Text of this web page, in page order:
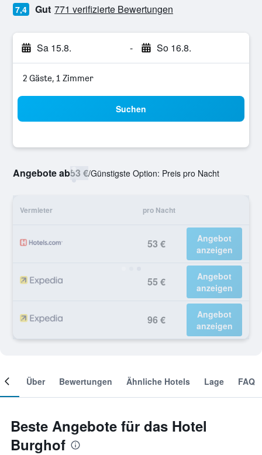
7,4 Gut 771 verifizierte Bewertungen
Sa 15.8. - So 16.8.
2 Gäste, 1 Zimmer
Suchen
Angebote ab53 €/Günstigste Option: Preis pro Nacht
Vermieter pro Nacht
53 €
Angebot
anzeigen
55 €
Angebot
anzeigen
96 €
Angebot
anzeigen
Über Bewertungen Ähnliche Hotels Lage FAQ
Beste Angebote für das Hotel
Burghof